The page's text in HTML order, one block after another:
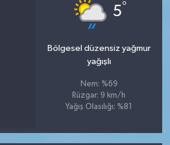
5°
Bölgesel düzensiz yağmur
yağışlı
Nem: %69
Rüzgar: 9 km/h
Yağış Olasılığı: %81